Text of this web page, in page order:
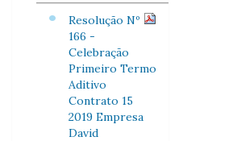
Resolução Nº
166 -
Celebração
Primeiro Termo
Aditivo
Contrato 15
2019 Empresa
David